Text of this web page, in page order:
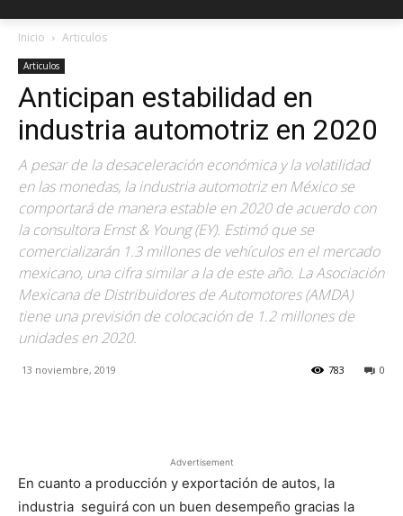
Inicio Articulos
Articulos
Anticipan estabilidad en
industria automotriz en 2020
A pesar de la desaceleración económica y la volatilidad
en las monedas, la industria automotriz en México se
comportará de manera estable en 2020 de acuerdo con
la consultora Ernst & Young (EY). Estimó que se
comercializarán 1.3 millones de vehículos en el mercado
mexicano, una cifra similar a la de este año. La Asociación
Mexicana de Distribuidores de Automotores (AMDA)
tiene una previsión de colocación de 1.2 millones de
unidades en 2020.
13 noviembre, 2019 0
783
Advertisement
En cuanto a producción y exportación de autos, la
industria seguirá con un buen desempeño gracias la